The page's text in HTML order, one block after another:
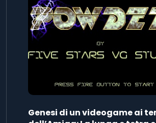
Genesi di un videogame ai